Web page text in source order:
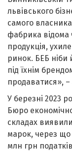
львівського
самого
фабрика відома
продукція,
ринок. БЕБ ніби
під їхнім
продаватися»,
У березні 2023
Бюро
складах
марок, через
млн грн